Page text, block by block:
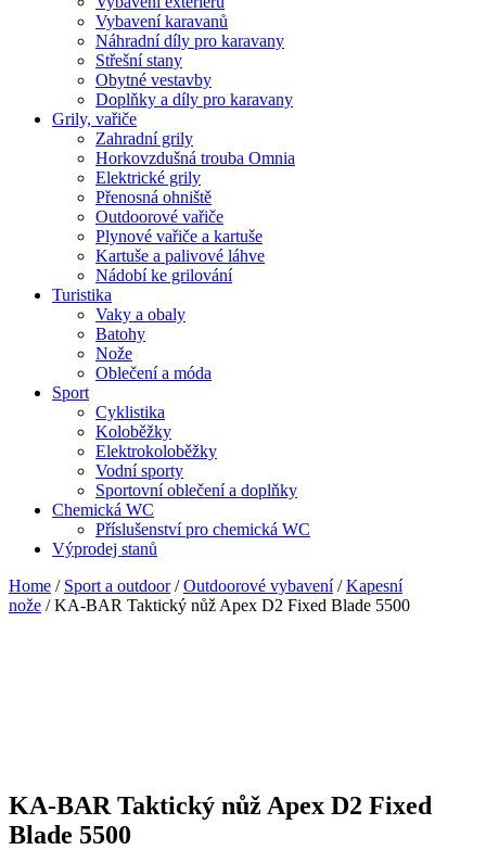
Vybavení karavanů
Náhradní díly pro karavany
Střešní stany
Obytné vestavby
Doplňky a díly pro karavany
Grily, vařiče
Zahradní grily
Horkovzdušná trouba Omnia
Elektrické grily
Přenosná ohniště
Outdoorové vařiče
Plynové vařiče a kartuše
Kartuše a palivové láhve
Nádobí ke grilování
Turistika
Vaky a obaly
Batohy
Nože
Oblečení a móda
Sport
Cyklistika
Koloběžky
Elektrokoloběžky
Vodní sporty
Sportovní oblečení a doplňky
Chemická WC
Příslušenství pro chemická WC
Výprodej stanů
Home / Sport a outdoor/Outdoorové vybavení/Kapesní
nože / KA-BAR Taktický nůž Apex D2 Fixed Blade 5500
KA-BAR Taktický nůž Apex D2 Fixed
Blade 5500